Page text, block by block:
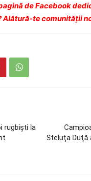
de Facebook
Alătură-te comunității
rugbişti la
Steluţa Duţă